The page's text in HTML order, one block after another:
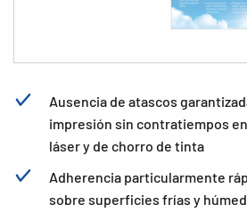
Ausencia de atascos
impresión sin contratiempos
láser y de chorro de tinta
Adherencia particularmente
sobre superficies frías y